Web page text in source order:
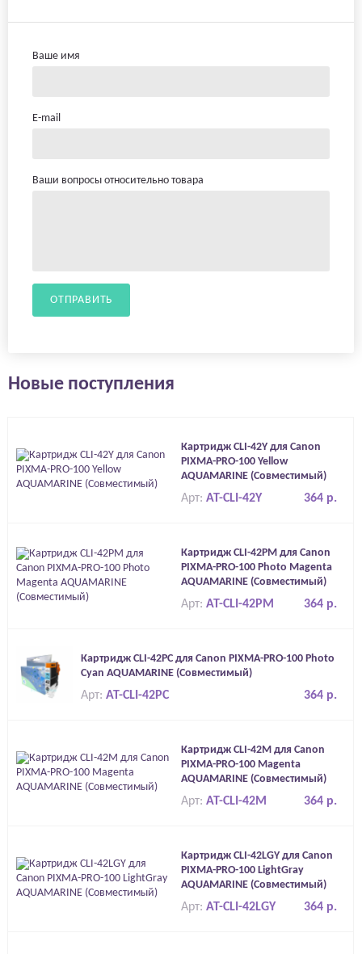
Ваше имя
E-mail
Ваши вопросы относительно товара
ОТПРАВИТЬ
Новые поступления
Картридж CLI-42Y для Canon
PIXMA-PRO-100 Yellow
AQUAMARINE (Совместимый)
364 р.
Арт:AT-CLI-42Y
Картридж CLI-42PM для Canon
PIXMA-PRO-100 Photo Magenta
AQUAMARINE (Совместимый)
364 р.
Арт: AT-CLI-42PM
Картридж CLI-42PC для Canon PIXMA-PRO-100 Photo
Cyan AQUAMARINE (Совместимый)
364 р.
Арт: AT-CLI-42PC
Картридж CLI-42M для Canon
PIXMA-PRO-100 Magenta
AQUAMARINE (Совместимый)
364 р.
Арт:AT-CLI-42M
Картридж CLI-42LGY для Canon
PIXMA-PRO-100 LightGray
AQUAMARINE (Совместимый)
364 р.
Арт:AT-CLI-42LGY